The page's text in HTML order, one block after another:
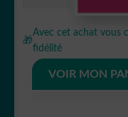
Autocollant
dragon
ball
🎁
Avec cet achat vous
fidélité
VOIR MON